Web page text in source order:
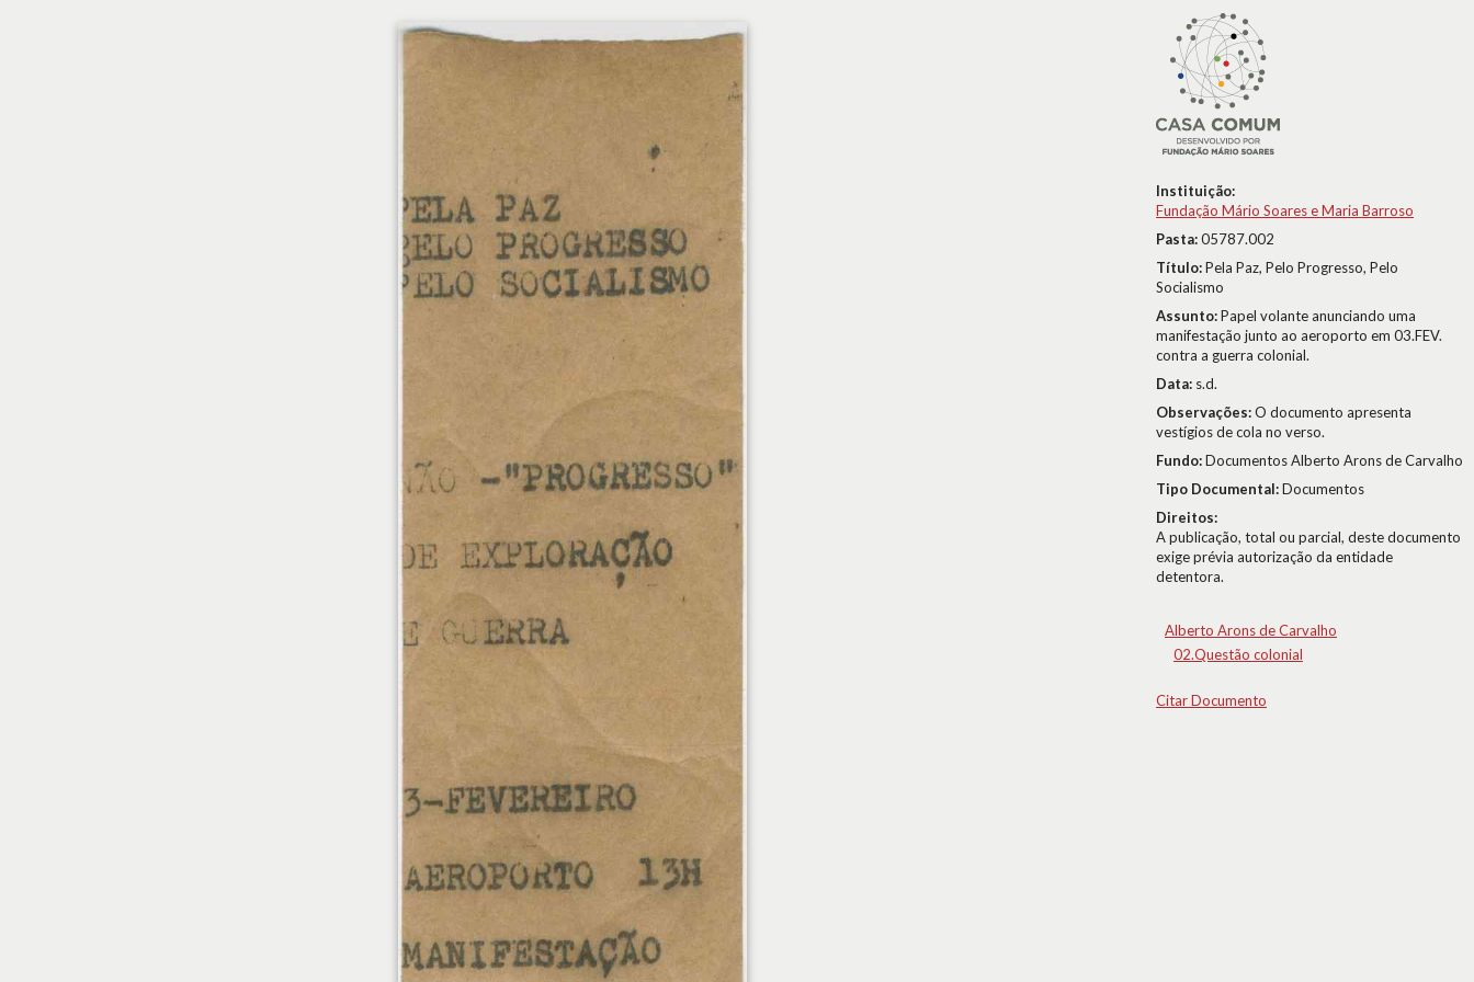
Instituição:
Fundação Mário Soares e Maria Barroso
Pasta:05787.002
Título:Pela Paz, Pelo Progresso, Pelo
Socialismo
Assunto:Papel volante anunciando uma
manifestação junto ao aeroporto em 03.FEV.
contra a guerra colonial.
Data: s.d.
Observações:O documento apresenta
vestígios de cola no verso.
Fundo:Documentos Alberto Arons de Carvalho
Tipo Documental:Documentos
Direitos:
A publicação, total ou parcial, deste documento
exige prévia autorização da entidade
detentora.
Alberto Arons de Carvalho
02.Questão colonial
Citar Documento